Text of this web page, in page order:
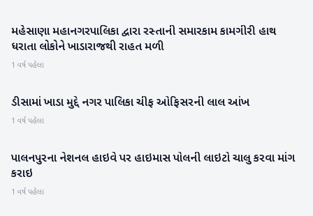
મહેસાણા
મહેસાણા મહાનગરપાલિકા દ્વારા રસ્તાની સમારકામ કામગીરી હાથ
ધરાતા લોકોને ખાડારાજથી રાહત મળી
1 વર્ષ પહેલા
બનાસકાંઠા
ડીસામાં ખાડા મુદ્દે નગર પાલિકા ચીફ ઓફિસરની લાલ આંખ
1 વર્ષ પહેલા
બનાસકાંઠા
પાલનપુરના નેશનલ હાઇવે પર હાઇમાસ પોલની લાઇટો ચાલુ કરવા માંગ
કરાઇ
1 વર્ષ પહેલા